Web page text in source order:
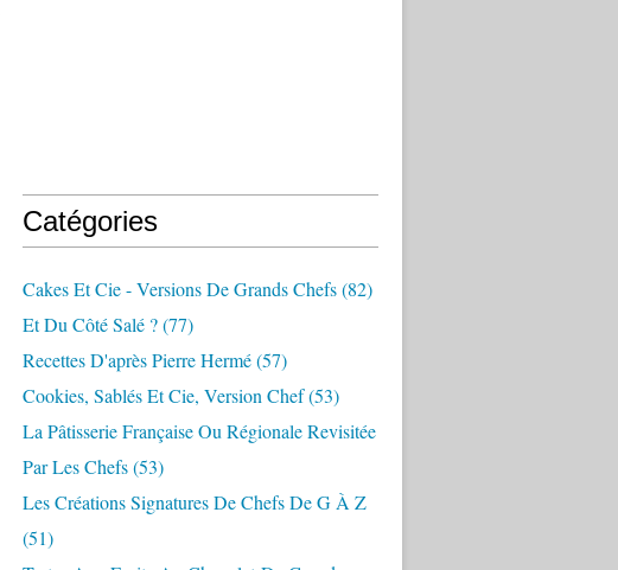
Catégories
Cakes Et Cie - Versions De Grands Chefs(82)
Et Du Côté Salé ?(77)
Recettes D'après Pierre Hermé(57)
Cookies, Sablés Et Cie, Version Chef(53)
La Pâtisserie Française Ou Régionale Revisitée
Par Les Chefs(53)
Les Créations Signatures De Chefs De G À Z
(51)